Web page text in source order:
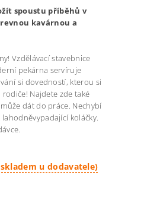
spoustu příběhů v
kavárnou a
Vzdělávací stavebnice
pekárna servíruje
si dovedností, kterou si
Najdete zde také
dát do práce. Nechybí
koláčky.
u dodavatele)